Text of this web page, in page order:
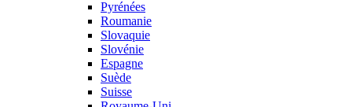
Pyrénées
Roumanie
Slovaquie
Slovénie
Espagne
Suède
Suisse